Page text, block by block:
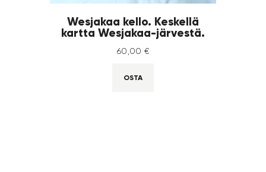
Wesjakaa kello. Keskellä
kartta Wesjakaa-järvestä.
60 00 €
OSTA